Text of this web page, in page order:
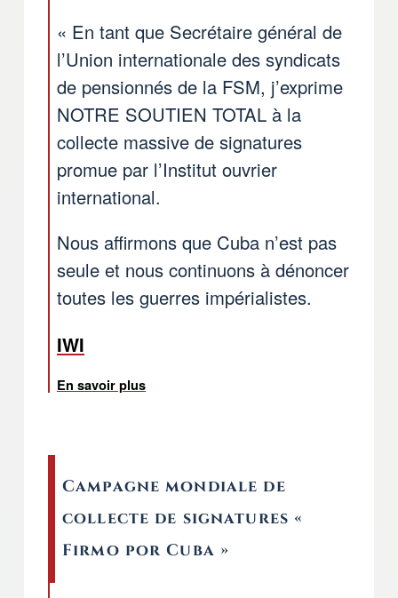
« En tant que Secrétaire général de
l’Union internationale des syndicats
de pensionnés de la FSM, j’exprime
NOTRE SOUTIEN TOTAL à la
collecte massive de signatures
promue par l’Institut ouvrier
international.
Nous affirmons que Cuba n’est pas
seule et nous continuons à dénoncer
toutes les guerres impérialistes.
IWI
En savoir plus
Campagne mondiale de
collecte de signatures «
Firmo por Cuba »